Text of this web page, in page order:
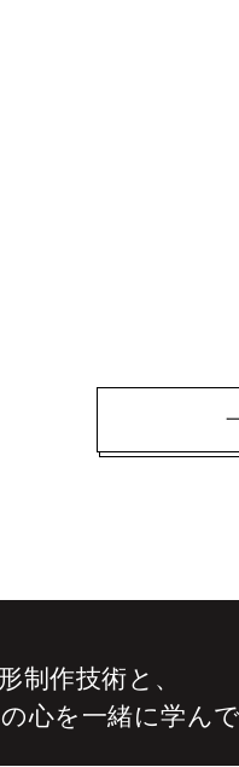
制作技術と、
心を 一緒に学ん